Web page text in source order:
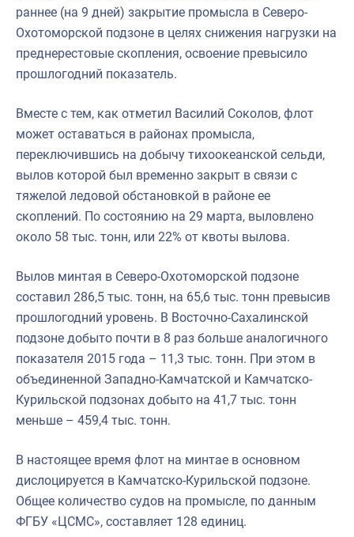
раннее (на 9 дней) закрытие промысла в Северо-
Охотоморской подзоне в целях снижения нагрузки на
преднерестовые скопления, освоение превысило
прошлогодний показатель.
Вместе с тем, как отметил Василий Соколов, флот
может оставаться в районах промысла,
переключившись на добычу тихоокеанской сельди,
вылов которой был временно закрыт в связи с
тяжелой ледовой обстановкой в районе ее
скоплений. По состоянию на 29 марта, выловлено
около 58 тыс. тонн, или 22% от квоты вылова.
Вылов минтая в Северо-Охотоморской подзоне
составил 286,5 тыс. тонн, на 65,6 тыс. тонн превысив
прошлогодний уровень. В Восточно-Сахалинской
подзоне добыто почти в 8 раз больше аналогичного
показателя 2015 года – 11,3 тыс. тонн. При этом в
объединенной Западно-Камчатской и Камчатско-
Курильской подзонах добыто на 41,7 тыс. тонн
меньше – 459,4 тыс. тонн.
В настоящее время флот на минтае в основном
дислоцируется в Камчатско-Курильской подзоне.
Общее количество судов на промысле, по данным
ФГБУ «ЦСМС», составляет 128 единиц.